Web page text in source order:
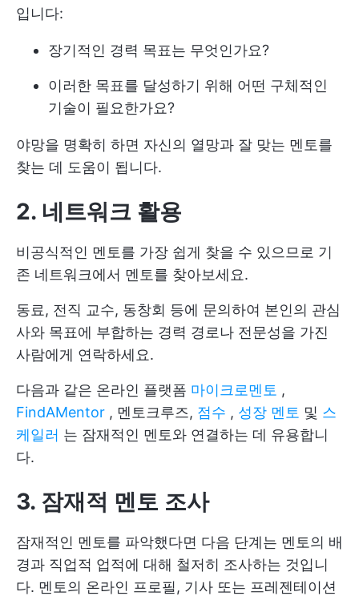
입니다:
장기적인 경력 목표는 무엇인가요?
이러한 목표를 달성하기 위해 어떤 구체적인
기술이 필요한가요?
야망을 명확히 하면 자신의 열망과 잘 맞는 멘토를
찾는 데 도움이 됩니다.
2. 네트워크 활용
비공식적인 멘토를 가장 쉽게 찾을 수 있으므로 기
존 네트워크에서 멘토를 찾아보세요.
동료, 전직 교수, 동창회 등에 문의하여 본인의 관심
사와 목표에 부합하는 경력 경로나 전문성을 가진
사람에게 연락하세요.
다음과 같은 온라인 플랫폼 마이크로멘토 ,
FindAMentor , 멘토크루즈, 점수 , 성장 멘토 및 스
케일러 는 잠재적인 멘토와 연결하는 데 유용합니
다.
3. 잠재적 멘토 조사
잠재적인 멘토를 파악했다면 다음 단계는 멘토의 배
경과 직업적 업적에 대해 철저히 조사하는 것입니
다. 멘토의 온라인 프로필, 기사 또는 프레젠테이션